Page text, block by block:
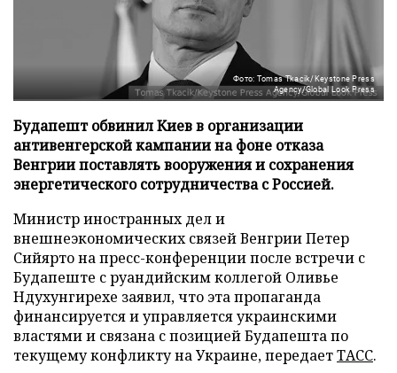
Фото: Tomas Tkacik/Keystone Press
Agency/Global Look Press
Будапешт обвинил Киев в организации
антивенгерской кампании на фоне отказа
Венгрии поставлять вооружения и сохранения
энергетического сотрудничества с Россией.
Министр иностранных дел и
внешнеэкономических связей Венгрии Петер
Сийярто на пресс-конференции после встречи с
Будапеште с руандийским коллегой Оливье
Ндухунгирехе заявил, что эта пропаганда
финансируется и управляется украинскими
властями и связана с позицией Будапешта по
текущему конфликту на Украине, передаетТАСС.